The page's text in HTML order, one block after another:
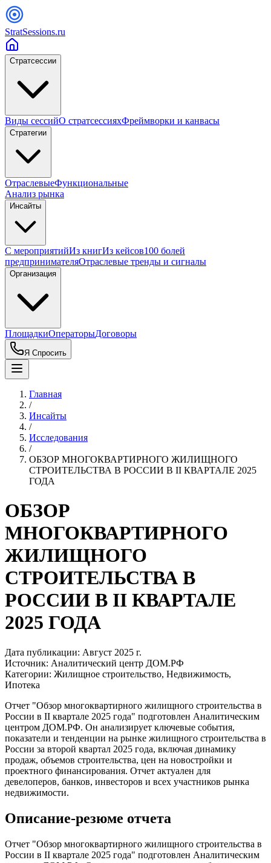
StratSessions.ru
Стратсессии
Виды сессийО стратсессияхФреймворки и канвасы
Стратегии
ОтраслевыеФункциональные
Анализ рынка
Инсайты
С мероприятийИз книгИз кейсов100 болей
предпринимателяОтраслевые тренды и сигналы
Организация
ПлощадкиОператорыДоговоры
Я Спросить
Главная
/
Инсайты
/
Исследования
/
ОБЗОР МНОГОКВАРТИРНОГО ЖИЛИЩНОГО
СТРОИТЕЛЬСТВА В РОССИИ В II КВАРТАЛЕ 2025
ГОДА
ОБЗОР
МНОГОКВАРТИРНОГО
ЖИЛИЩНОГО
СТРОИТЕЛЬСТВА В
РОССИИ В II КВАРТАЛЕ
2025 ГОДА
Дата публикации: Август 2025 г.
Источник: Аналитический центр ДОМ.РФ
Категории: Жилищное строительство, Недвижимость,
Ипотека
Отчет "Обзор многоквартирного жилищного строительства в
России в II квартале 2025 года" подготовлен Аналитическим
центром ДОМ.РФ. Он анализирует ключевые события,
показатели и тенденции на рынке жилищного строительства в
России за второй квартал 2025 года, включая динамику
продаж, объемов строительства, цен на новостройки и
проектного финансирования. Отчет актуален для
девелоперов, банков, инвесторов и всех участников рынка
недвижимости.
Описание-резюме отчета
Отчет "Обзор многоквартирного жилищного строительства в
России в II квартале 2025 года" подготовлен Аналитическим